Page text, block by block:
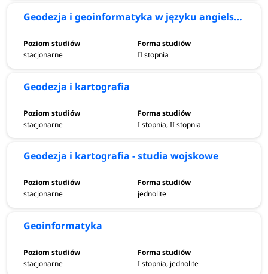
Geodezja i geoinformatyka w języku angielskim
stacjonarne II stopnia
Geodezja i kartografia
stacjonarne I stopnia, II stopnia
Geodezja i kartografia - studia wojskowe
stacjonarne jednolite
Geoinformatyka
stacjonarne I stopnia, jednolite